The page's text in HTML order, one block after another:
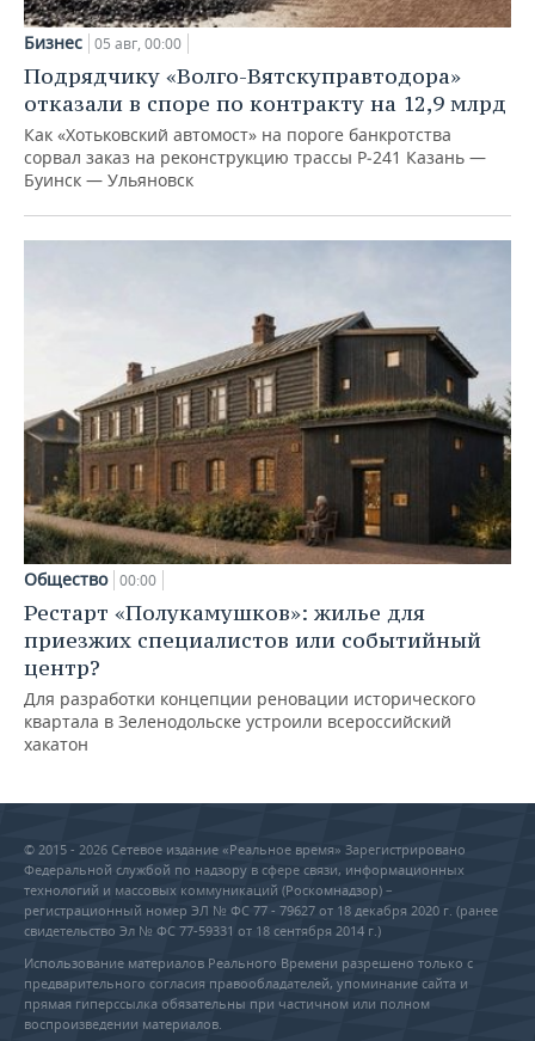
Бизнес 05 авг, 00:00
Подрядчику «Волго-Вятскуправтодора»
отказали в споре по контракту на 12,9 млрд
Как «Хотьковский автомост» на пороге банкротства
сорвал заказ на реконструкцию трассы Р‑241 Казань —
Буинск — Ульяновск
Общество 00:00
Рестарт «Полукамушков»: жилье для
приезжих специалистов или событийный
центр?
Для разработки концепции реновации исторического
квартала в Зеленодольске устроили всероссийский
хакатон
© 2015 - 2026 Сетевое издание «Реальное время» Зарегистрировано
Федеральной службой по надзору в сфере связи, информационных
технологий и массовых коммуникаций (Роскомнадзор) –
регистрационный номер ЭЛ № ФС 77 - 79627 от 18 декабря 2020 г. (ранее
свидетельство Эл № ФС 77-59331 от 18 сентября 2014 г.)
Использование материалов Реального Времени разрешено только с
предварительного согласия правообладателей, упоминание сайта и
прямая гиперссылка обязательны при частичном или полном
воспроизведении материалов.